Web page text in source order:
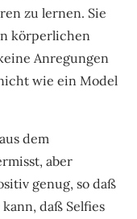
zu lernen. Sie
körperlichen
Anregungen
wie ein Model
dem
aber
genug, so daß
daß Selfies